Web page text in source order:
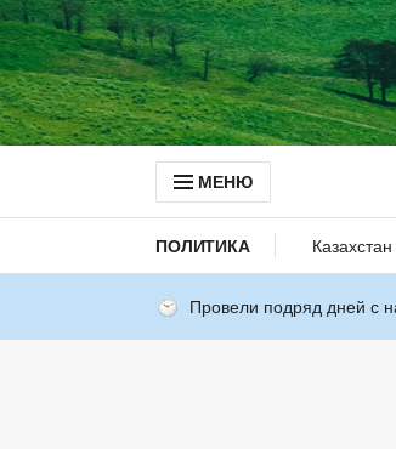
МЕНЮ
ПОЛИТИКА Казахстан
Провели подряд дней с